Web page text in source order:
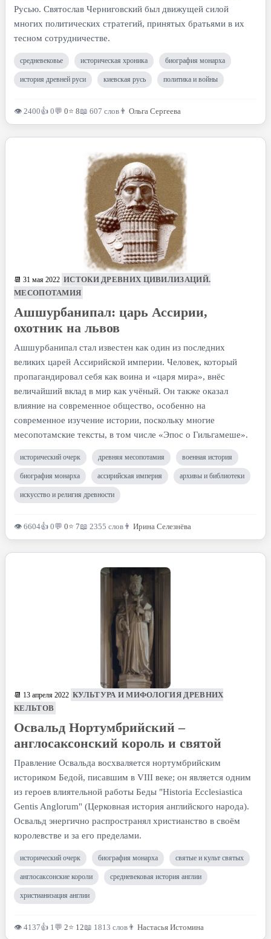
Русью. Святослав Черниговский был движущей силой
многих политических стратегий, принятых братьями в их
тесном сотрудничестве.
средневековье историческая хроника биография монарха
история древней руси киевская русь политика и войны
👁 2400👍 0💬 0⭐ 8📖 607 слов 👨 Ольга Сергеева
📆 31 мая 2022 ИСТОКИ ДРЕВНИХ ЦИВИЛИЗАЦИЙ.
МЕСОПОТАМИЯ
Ашшурбанипал: царь Ассирии,
охотник на львов
Ашшурбанипал стал известен как один из последних
великих царей Ассирийской империи. Человек, который
пропагандировал себя как воина и «царя мира», внёс
величайший вклад в мир как учёный. Он также оказал
влияние на современное общество, особенно на
современное изучение истории, поскольку многие
месопотамские тексты, в том числе «Эпос о Гильгамеше».
исторический очерк древняя месопотамия военная история
биография монарха ассирийская империя архивы и библиотеки
искусство и религия древности
👁 6604👍 0💬 0⭐ 7📖 2355 слов 👨 Ирина Селезнёва
📆 13 апреля 2022 КУЛЬТУРА И МИФОЛОГИЯ ДРЕВНИХ
КЕЛЬТОВ
Освальд Нортумбрийский –
англосаксонский король и святой
Правление Освальда восхваляется нортумбрийским
историком Бедой, писавшим в VIII веке; он является одним
из героев влиятельной работы Беды "Historia Ecclesiastica
Gentis Anglorum" (Церковная история английского народа).
Освальд энергично распространял христианство в своём
королевстве и за его пределами.
исторический очерк биография монарха святые и культ святых
англосаксонские короли средневековая история англии
христианизация англии
👁 4137👍 1 💬 2⭐ 12📖 1813 слов 👨 Настасья Истомина